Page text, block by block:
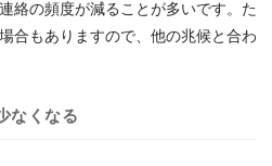
絡の頻度が減ることが多いです。た
合もありますので、他の兆候と合わ
なくなる